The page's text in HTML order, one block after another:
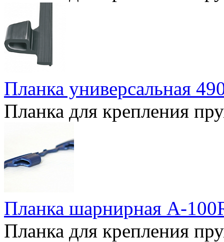
Планка универсальная
Планка для крепления
Планка шарнирная A-
Планка для крепления